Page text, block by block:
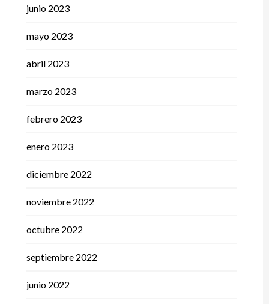
junio 2023
mayo 2023
abril 2023
marzo 2023
febrero 2023
enero 2023
diciembre 2022
noviembre 2022
octubre 2022
septiembre 2022
junio 2022